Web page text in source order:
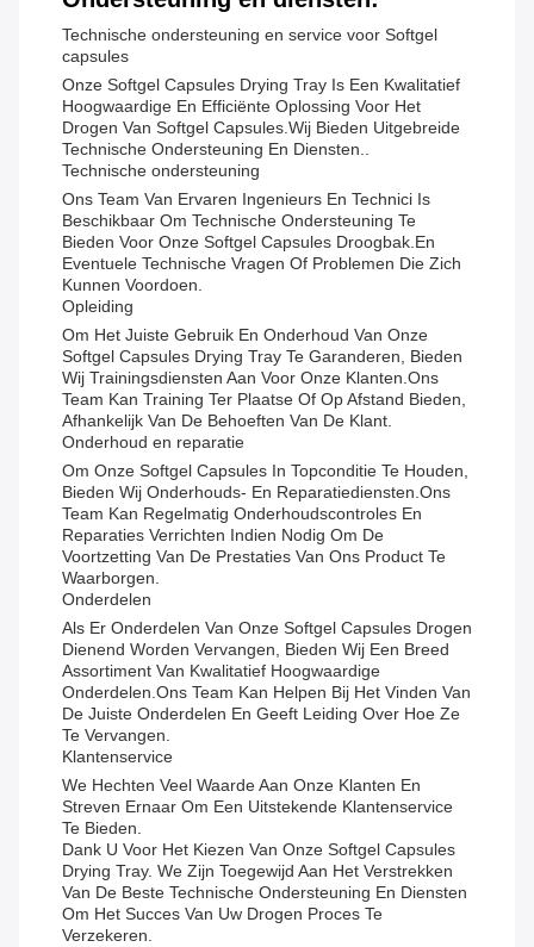
Technische ondersteuning en service voor Softgel
capsules
Onze Softgel Capsules Drying Tray Is Een Kwalitatief
Hoogwaardige En Efficiënte Oplossing Voor Het
Drogen Van Softgel Capsules.Wij Bieden Uitgebreide
Technische Ondersteuning En Diensten..
Technische ondersteuning
Ons Team Van Ervaren Ingenieurs En Technici Is
Beschikbaar Om Technische Ondersteuning Te
Bieden Voor Onze Softgel Capsules Droogbak.en
Eventuele Technische Vragen Of Problemen Die Zich
Kunnen Voordoen.
Opleiding
Om Het Juiste Gebruik En Onderhoud Van Onze
Softgel Capsules Drying Tray Te Garanderen, Bieden
Wij Trainingsdiensten Aan Voor Onze Klanten.Ons
Team Kan Training Ter Plaatse Of Op Afstand Bieden,
Afhankelijk Van De Behoeften Van De Klant.
Onderhoud en reparatie
Om Onze Softgel Capsules In Topconditie Te Houden,
Bieden Wij Onderhouds- En Reparatiediensten.Ons
Team Kan Regelmatig Onderhoudscontroles En
Reparaties Verrichten Indien Nodig Om De
Voortzetting Van De Prestaties Van Ons Product Te
Waarborgen.
Onderdelen
Als Er Onderdelen Van Onze Softgel Capsules Drogen
Dienend Worden Vervangen, Bieden Wij Een Breed
Assortiment Van Kwalitatief Hoogwaardige
Onderdelen.Ons Team Kan Helpen Bij Het Vinden Van
De Juiste Onderdelen En Geeft Leiding Over Hoe Ze
Te Vervangen.
Klantenservice
We Hechten Veel Waarde Aan Onze Klanten En
Streven Ernaar Om Een Uitstekende Klantenservice
Te Bieden.
Dank U Voor Het Kiezen Van Onze Softgel Capsules
Drying Tray. We Zijn Toegewijd Aan Het Verstrekken
Van De Beste Technische Ondersteuning En Diensten
Om Het Succes Van Uw Drogen Proces Te
Verzekeren.